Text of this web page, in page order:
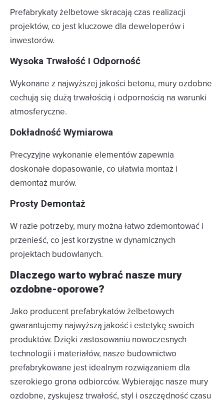
Prefabrykaty żelbetowe skracają czas realizacji
projektów, co jest kluczowe dla deweloperów i
inwestorów.
Wysoka Trwałość I Odporność
Wykonane z najwyższej jakości betonu, mury ozdobne
cechują się dużą trwałością i odpornością na warunki
atmosferyczne.
Dokładność Wymiarowa
Precyzyjne wykonanie elementów zapewnia
doskonałe dopasowanie, co ułatwia montaż i
demontaż murów.
Prosty Demontaż
W razie potrzeby, mury można łatwo zdemontować i
przenieść, co jest korzystne w dynamicznych
projektach budowlanych.
Dlaczego warto wybrać nasze mury
ozdobne-oporowe?
Jako producent prefabrykatów żelbetowych
gwarantujemy najwyższą jakość i estetykę swoich
produktów. Dzięki zastosowaniu nowoczesnych
technologii i materiałów, nasze budownictwo
prefabrykowane jest idealnym rozwiązaniem dla
szerokiego grona odbiorców. Wybierając nasze mury
ozdobne, zyskujesz trwałość, styl i oszczędność czasu